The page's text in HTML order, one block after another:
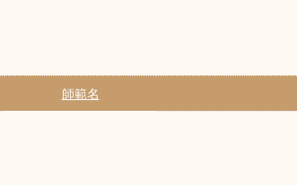
師範名